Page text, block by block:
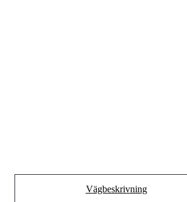
Vägbeskrivning
(Opens in new tab)